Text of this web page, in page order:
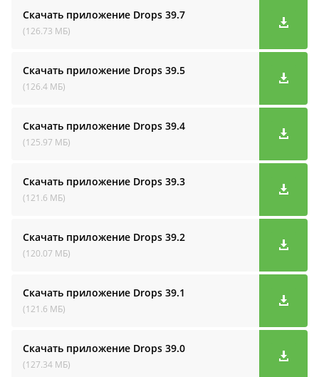
Скачать приложение Drops 39.7
(126.73 МБ)
Скачать приложение Drops 39.5
(126.4 МБ)
Скачать приложение Drops 39.4
(125.97 МБ)
Скачать приложение Drops 39.3
(121.6 МБ)
Скачать приложение Drops 39.2
(120.07 МБ)
Скачать приложение Drops 39.1
(121.6 МБ)
Скачать приложение Drops 39.0
(127.34 МБ)